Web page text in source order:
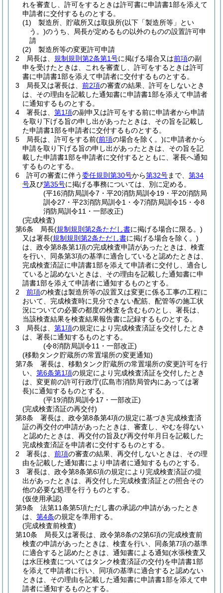
れを審査し、許可をするときは許可書に申請書1部を添えて
申請者に交付するものとする。
(1)
製造所、貯蔵所又は取扱所(以下「製造所等」とい
う。)のうち、局長が定めるもの以外のものの設置許可申
請
(2)
製造所等の変更許可申請
2
局長は、 規制規則第2条第1号に掲げる場合又は前項の副
申を受けたときは、これを審査し、許可をするときは許可
書に申請書1部を添えて申請者に交付するものとする。
3
局長又は署長は、 前2項の審査の結果、許可をしないとき
は、その理由を記載した通知書に申請書1部を添えて申請者
に通知するものとする。
4
署長は、 第1項の副申又は許可をする前に申請者から申請
を取り下げる旨の申し出があったときは、その旨を記載し
た申請書1部を申請者に交付するものとする。
5
局長は、許可をする前(前項の場合を除く。)に申請者から
申請を取り下げる旨の申し出があったときは、その旨を記
載した申請書1部を申請者に交付するとともに、署長へ通知
するものとする。
6
許可の審査に伴う委任規則第30号から第32号まで、 第34
号及び第35号に掲げる事務については、別に定める。
(平16消防局訓令7・平20消防局訓令19・平20消防局
訓令27・平23消防局訓令1・令7消防局訓令15・令8
消防局訓令11・一部改正)
(完成検査)
第6条
局長(規制規則第2条ただし書に掲げる場合に限る。)
又は署長(規制規則第2条ただし書に掲げる場合を除く。)
は、政令第8条第1項の完成検査申請があったときは、検査
を行い、同条第3項の基準に適合していると認めたときは、
完成検査済証に申請書1部を添えて申請者に交付し、適合し
ていると認めないときは、その理由を記載した通知書に申
請書1部を添えて申請者に通知するものとする。
2
前項の検査は製造所等の設置又は変更に係る工事の工程に
おいて、完成検査時に見分できない配筋、配管等の施工状
況についての必要の都度の検査を含むものとし、署長は、
当該検査結果を検査結果報告書に記録するものとする。
3
局長は、 第1項の規定により完成検査済証を交付したとき
は、署長に通知するものとする。
(令8消防局訓令11・一部改正)
(移動タンク貯蔵所の常置場所の変更通知)
第7条
署長は、移動タンク貯蔵所の常置場所の変更許可を行
い、 第6条第1項の規定により完成検査済証を交付したとき
は、変更前の許可行政庁(広島市消防局管内にあっては署
長)に通知するものとする。
(平19消防局訓令17・一部改正)
(完成検査済証の再交付)
第8条
署長は、政令第8条第4項の規定に基づき完成検査済
証の再交付の申請があったときは、審査し、やむを得ない
と認めたときは、再交付の旨及び再交付年月日を記載した
完成検査済証を申請者に交付するものとする。
2
署長は、 前項の審査の結果、再交付しないときは、その理
由を記載した通知書により申請者に通知するものとする。
3
署長は、政令第8条第6項の規定により完成検査済証の提
出があったときは、再交付した完成検査済証との照合その
他の必要な処理を行うものとする。
(仮使用承認)
第9条
法第11条第5項ただし書の承認の申請があったとき
は、 第4条の規定を準用する。
(完成検査前検査)
第10条
局長又は署長は、政令第8条の2第6項の完成検査前
検査の申請があったときは、検査を行い、同条第7項の基準
に適合すると認めたときは、通知書による通知(水張検査又
は水圧検査についてはタンク検査済証の交付)を申請書1部
を添えて申請者に行い、同項の基準に適合すると認めない
ときは、その理由を記載した通知書に申請書1部を添えて申
請者に通知するものとする。